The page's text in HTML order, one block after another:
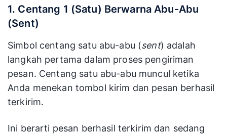
1. Centang 1 (Satu) Berwarna Abu-Abu
(Sent)
Simbol centang satu abu-abu (sent) adalah
langkah pertama dalam proses pengiriman
pesan. Centang satu abu-abu muncul ketika
Anda menekan tombol kirim dan pesan berhasil
terkirim.
Ini berarti pesan berhasil terkirim dan sedang